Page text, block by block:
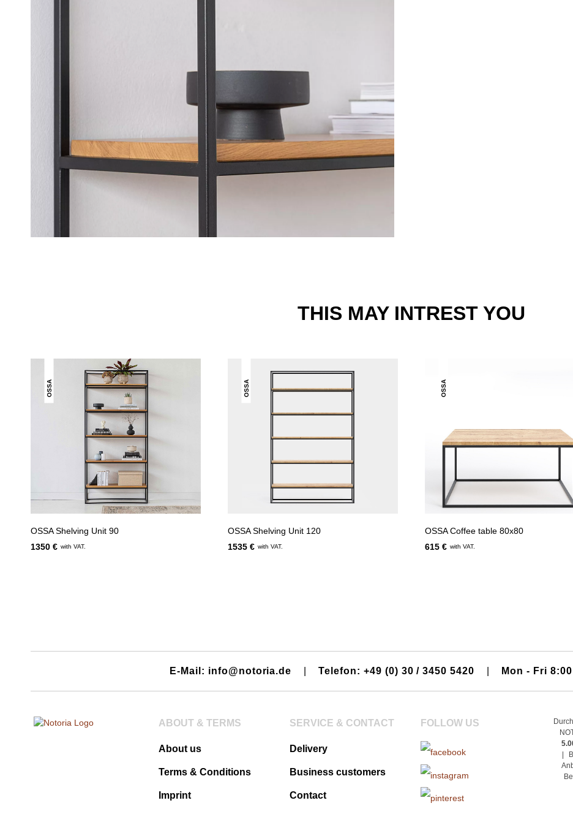
THIS MAY INTREST YOU
OSSA
OSSA Shelving Unit 90
1350 € with VAT.
OSSA
OSSA Shelving Unit 120
1535 € with VAT.
OSSA
OSSA Coffee table 80x80
615 € with VAT.
E-Mail: info@notoria.de Telefon: +49 (0) 30 / 3450 5420 Mon - Fri
ABOUT & TERMS
About us
Terms & Conditions
Imprint
SERVICE & CONTACT
Delivery
Business customers
Contact
FOLLOW US